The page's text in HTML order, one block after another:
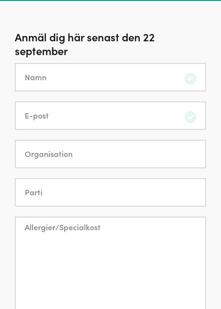
Anmäl dig här senast den 22
september